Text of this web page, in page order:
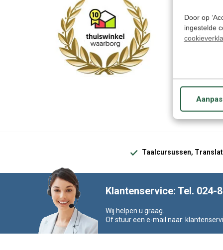
Door op
ingestelde
Taalcursussen,
Klantenservice: Tel. 024-
Wij helpen u graag.
Of stuur een e-mail naar: